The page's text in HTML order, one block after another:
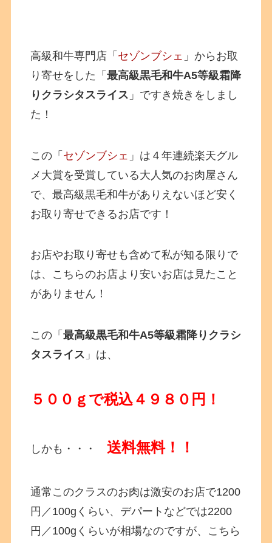
高級和牛専門店「 セゾンブシェ 」からお取
り寄せをした「最高級黒毛和牛A5等級霜降
りクラシタスライス 」ですき焼きをしまし
た！
この「 セゾンブシェ 」は４年連続楽天グル
メ大賞を受賞している大人気のお肉屋さん
で、最高級黒毛和牛がありえないほど安く
お取り寄せできるお店です！
お店やお取り寄せも含めて私が知る限りで
は、こちらのお店より安いお店は見たこと
がありません！
この「最高級黒毛和牛A5等級霜降りクラシ
タスライス 」は、
５００ｇで税込４９８０円！
しかも・・・送料無料！！
通常このクラスのお肉は激安のお店で1200
円／100gくらい、デパートなどでは2200
円／100gくらいが相場なのですが、こちら